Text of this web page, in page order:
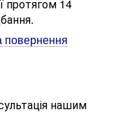
протягом 14
повернення
нашим